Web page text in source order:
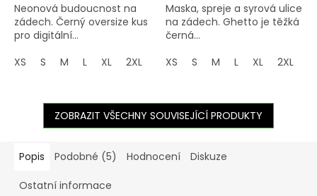
Neonová budoucnost na
zádech. Černý oversize kus
pro digitální...
XS
S M L XL 2XL 3XL 4XL 5XL
Maska, spreje a syrová ulice
na zádech. Ghetto je těžká
černá...
XS
S M L XL 2XL
ZOBRAZIT VŠECHNY SOUVISEJÍCÍ PRODUKTY
Popis Podobné (5) Hodnocení Diskuze
Ostatní informace